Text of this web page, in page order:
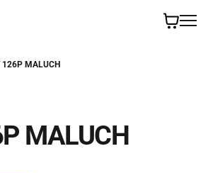
126P MALUCH
MALUCH